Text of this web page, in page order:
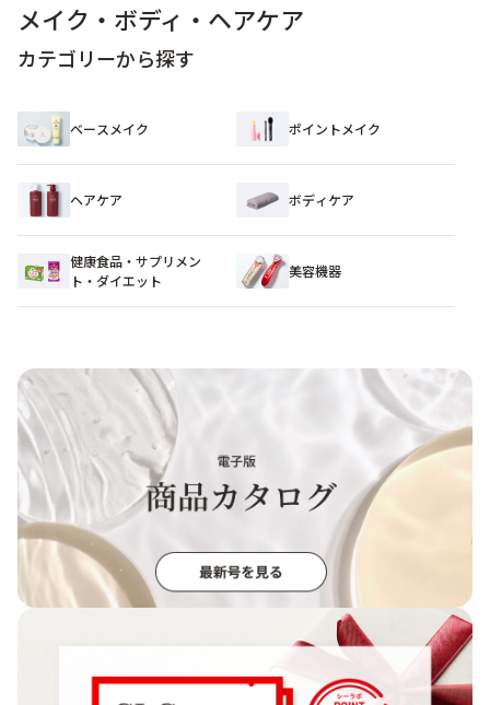
メイク・ボディ・ヘアケア
カテゴリーから探す
ベースメイク ポイントメイク
ヘアケア ボディケア
健康食品・サプリメン
ト・ダイエット​
美容機器